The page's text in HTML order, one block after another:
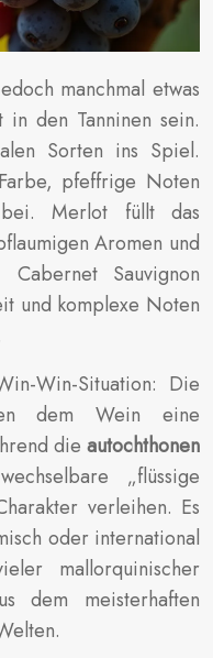
manchmal etwas
den Tanninen sein.
Sorten ins Spiel.
pfeffrige Noten
Merlot füllt das
Aromen und
Cabernet Sauvignon
und komplexe Noten
Win-Situation: Die
dem Wein eine
die autochthonen
„flüssige
verleihen. Es
oder international
mallorquinischer
dem meisterhaften